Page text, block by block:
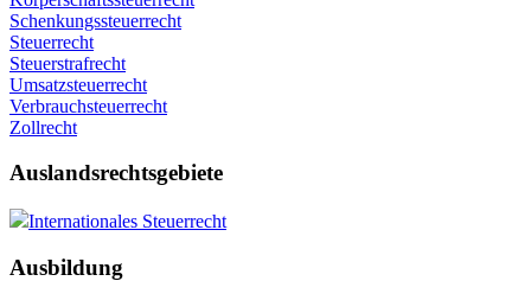
Schenkungssteuerrecht
Steuerrecht
Steuerstrafrecht
Umsatzsteuerrecht
Verbrauchsteuerrecht
Zollrecht
Auslandsrechtsgebiete
Internationales Steuerrecht
Ausbildung